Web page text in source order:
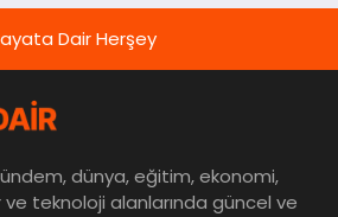
Dair Herşey
dünya, eğitim, ekonomi,
ve teknoloji alanlarında güncel ve